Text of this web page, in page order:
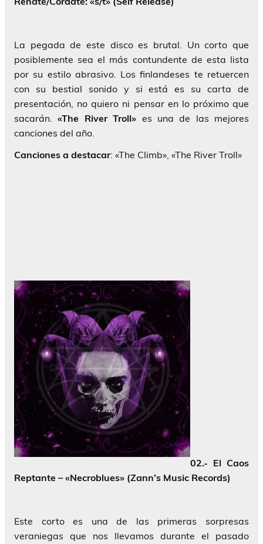
La pegada de este disco es brutal. Un corto que
posiblemente sea el más contundente de esta lista
por su estilo abrasivo. Los finlandeses te retuercen
con su bestial sonido y si está es su carta de
presentación, no quiero ni pensar en lo próximo que
sacarán.«The River Troll» es una de las mejores
canciones del año.
Canciones a destacar: «The Climb», «The River Troll»
02.- El Caos
Reptante – «Necroblues» (Zann’s Music Records)
Este corto es una de las primeras sorpresas
veraniegas que nos llevamos durante el pasado